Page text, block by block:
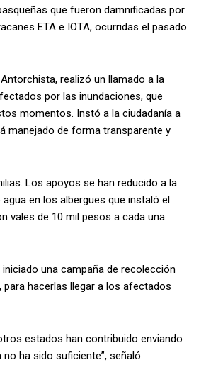
que fueron damnificadas por
ETA e IOTA, ocurridas el pasado
realizó un llamado a la
por las inundaciones, que
momentos. Instó a la ciudadanía a
manejado de forma transparente y
Los apoyos se han reducido a la
en los albergues que instaló el
vales de 10 mil pesos a cada una
una campaña de recolección
hacerlas llegar a los afectados
estados han contribuido enviando
ha sido suficiente”, señaló.